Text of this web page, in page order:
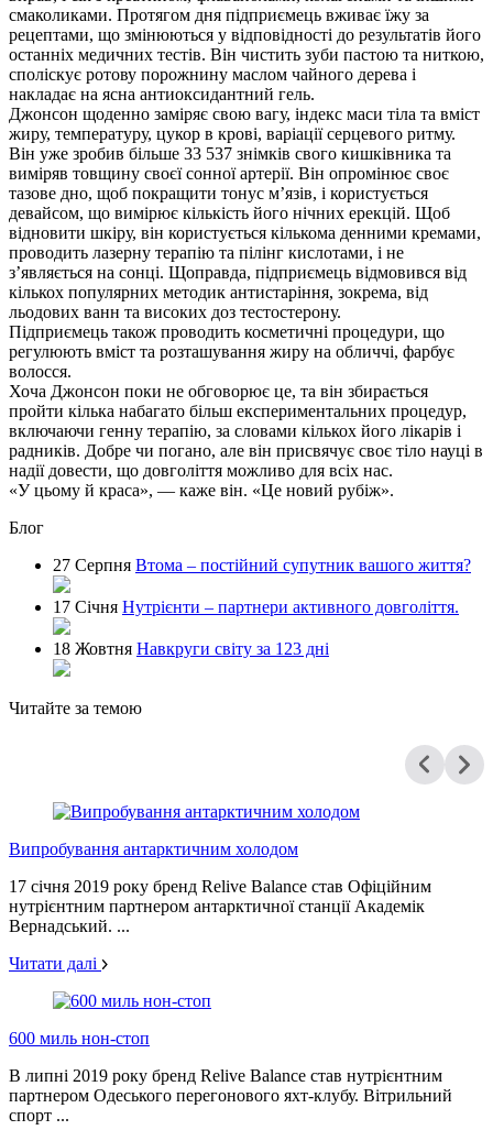
смаколиками. Протягом дня підприємець вживає їжу за
рецептами, що змінюються у відповідності до результатів його
останніх медичних тестів. Він чистить зуби пастою та ниткою,
споліскує ротову порожнину маслом чайного дерева і
накладає на ясна антиоксидантний гель.
Джонсон щоденно заміряє свою вагу, індекс маси тіла та вміст
жиру, температуру, цукор в крові, варіації серцевого ритму.
Він уже зробив більше 33 537 знімків свого кишківника та
виміряв товщину своєї сонної артерії. Він опромінює своє
тазове дно, щоб покращити тонус м’язів, і користується
девайсом, що вимірює кількість його нічних ерекцій. Щоб
відновити шкіру, він користується кількома денними кремами,
проводить лазерну терапію та пілінг кислотами, і не
з’являється на сонці. Щоправда, підприємець відмовився від
кількох популярних методик антистаріння, зокрема, від
льодових ванн та високих доз тестостерону.
Підприємець також проводить косметичні процедури, що
регулюють вміст та розташування жиру на обличчі, фарбує
волосся.
Хоча Джонсон поки не обговорює це, та він збирається
пройти кілька набагато більш експериментальних процедур,
включаючи генну терапію, за словами кількох його лікарів і
радників. Добре чи погано, але він присвячує своє тіло науці в
надії довести, що довголіття можливо для всіх нас.
«У цьому й краса», — каже він. «Це новий рубіж».
Блог
27 Серпня Втома – постійний супутник вашого життя?
17 Січня Нутрієнти – партнери активного довголіття.
18 Жовтня Навкруги світу за 123 дні
Читайте за темою
Випробування антарктичним холодом
17 січня 2019 року бренд Relive Balance став Офіційним
нутрієнтним партнером антарктичної станції Академік
Вернадський. ...
Читати далі
600 миль нон-стоп
В липні 2019 року бренд Relive Balance став нутрієнтним
партнером Одеського перегонового яхт-клубу. Вітрильний
спорт ...